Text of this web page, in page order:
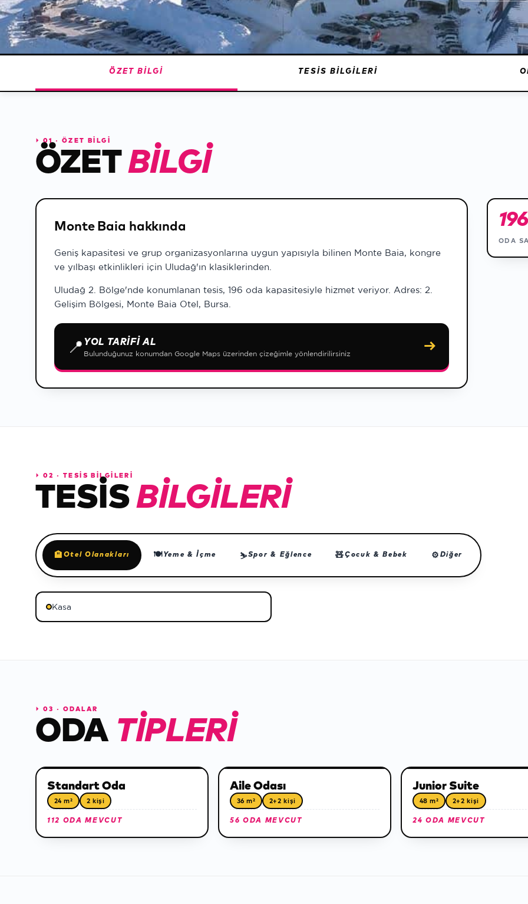
Hava & Kar
Detaylı tahmin · kar raporu
100. Yıl
Cumhuriyet sezonu
ÖZET BILGI TESIS BILGILERI
⏵ 01 · ÖZET BİLGİ
ÖZETBILGI
Monte Baia hakkında
Geniş kapasitesi ve grup organizasyonlarına uygun yapısıyla bilinen Monte Baia, kongre
ve yılbaşı etkinlikleri için Uludağ'ın klasiklerinden.
Uludağ 2. Bölge'nde konumlanan tesis, 196 oda kapasitesiyle hizmet veriyor. Adres: 2.
Gelişim Bölgesi, Monte Baia Otel, Bursa.
📍 YOL TARIFI AL
Bulunduğunuz konumdan Google Maps üzerinden çizeğimle yönlendirilirsiniz
→
196
ODA
⏵ 02 · TESİS BİLGİLERİ
TESISBILGILERI
🏨 Otel Olanakları 🍽Yeme & İçme ⛷Spor & Eğlence 🧸Çocuk & Bebek ⚙ Diğer
Kasa
⏵ 03 · ODALAR
ODA TIPLERI
Standart Oda
24 m² 2 kişi
112 ODA MEVCUT
Aile Odası
36 m² 2+2 kişi
56 ODA MEVCUT
Junior Suite
48 m² 2+2 kişi
24 ODA MEVCUT